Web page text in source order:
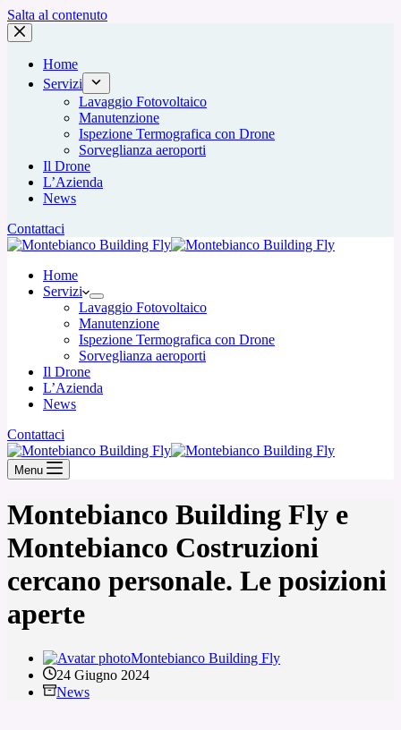
Salta al contenuto
Home
Servizi
Lavaggio Fotovoltaico
Manutenzione
Ispezione Termografica con Drone
Sorveglianza aeroporti
Il Drone
L’Azienda
News
Contattaci
Home
Servizi
Lavaggio Fotovoltaico
Manutenzione
Ispezione Termografica con Drone
Sorveglianza aeroporti
Il Drone
L’Azienda
News
Contattaci
Menu
Montebianco Building Fly e
Montebianco Costruzioni
cercano personale. Le posizioni
aperte
Montebianco Building Fly
24 Giugno 2024
News